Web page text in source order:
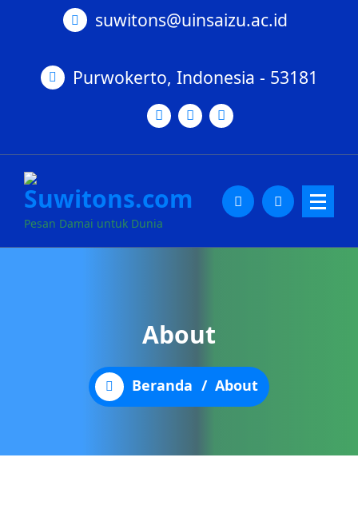
suwitons@uinsaizu.ac.id
Purwokerto, Indonesia - 53181
Pesan Damai untuk Dunia
About
Beranda / About